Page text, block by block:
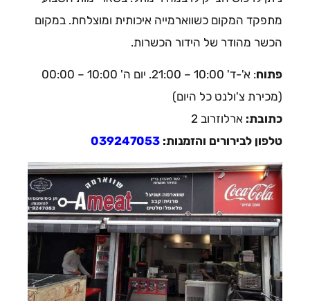
מתפקד המקום כשווארמייה איכותית ומוצלחת. במקום
הכשר מהודר של הידור הכשרות.
פתוח
: א'-ד' 10:00 – 21:00. יום ה' 10:00 – 00:00
(מכירת צ'ולנט כל היום)
כתובת: ארלוזרוב 2
טלפון לבירורים והזמנות: 039247053